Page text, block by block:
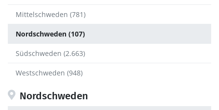
Mittelschweden (781)
Nordschweden (107)
Südschweden (2.663)
Westschweden (948)
Nordschweden